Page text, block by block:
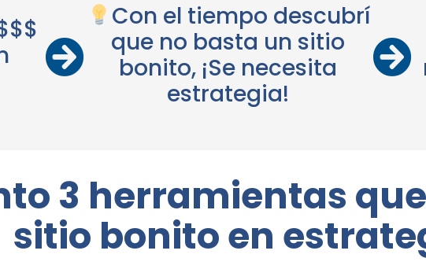
Con el tiempo descubrí
que no basta un sitio
bonito, ¡Se necesita
estrategia!
3 herramientas
sitio bonito en